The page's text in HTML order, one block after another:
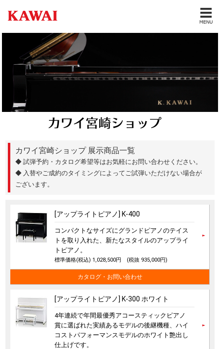
カワイ宮崎ショップ 展示商品一覧
◆ 試弾予約・カタログ希望等はお気軽にお問い合わせください。
◆ 入替やご成約のタイミングによってご試弾いただけない場合が
ございます。
[アップライトピアノ] K-400
コンパクトなサイズにグランドピアノのテイス
トを取り入れた、新たなスタイルのアップライ
トピアノ。
標準価格(税込) 1,028,500円 (税抜 935,000円)
カタログ・お問い合わせ
[アップライトピアノ] K-300 ホワイト
4年連続で年間最優秀アコースティックピアノ
賞に選ばれた実績あるモデルの後継機種、ハイ
コストパフォーマンスモデルのホワイト艶出し
仕上げです。